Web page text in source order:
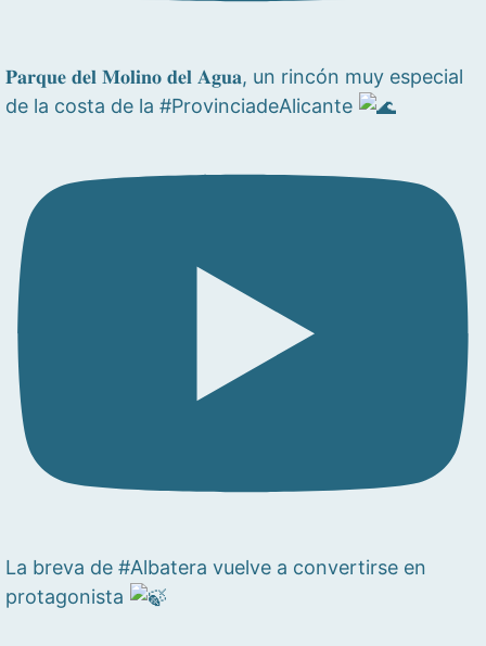
𝐏𝐚𝐫𝐪𝐮𝐞 𝐝𝐞𝐥 𝐌𝐨𝐥𝐢𝐧𝐨 𝐝𝐞𝐥 𝐀𝐠𝐮𝐚, un rincón muy especial
de la costa de la #ProvinciadeAlicante
La breva de #Albatera vuelve a convertirse en
protagonista